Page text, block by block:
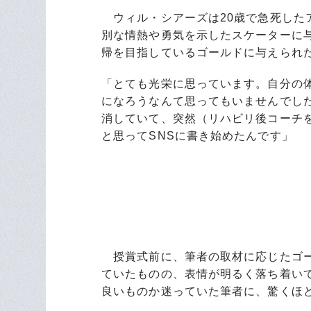
ウィル・シアーズは20歳で急死した
別な情熱や勇気を示したスケーターに
帰を目指しているゴールドに与えられ
「とても光栄に思っています。自分
になろうなんて思ってもいませんでし
消していて、突然（リハビリ後コーチ
と思ってSNSに書き始めたんです」
授賞式前に、筆者の取材に応じたゴ
ていたものの、表情が明るく落ち着い
良いものか迷っていた筆者に、驚くほ